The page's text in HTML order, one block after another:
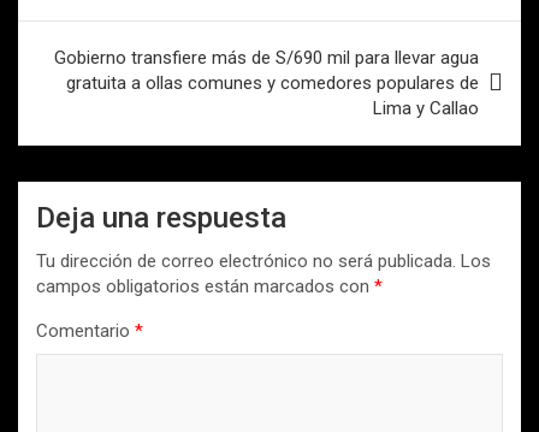
entradas
Gobierno transfiere más de S/690 mil para llevar agua
gratuita a ollas comunes y comedores populares de
Lima y Callao
Deja una respuesta
Tu dirección de correo electrónico no será publicada. Los
campos obligatorios están marcados con *
Comentario *